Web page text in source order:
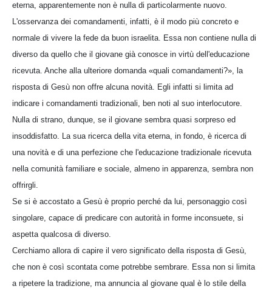
eterna, apparentemente non è nulla di particolarmente nuovo.
L'osservanza dei comandamenti, infatti, è il modo più concreto e
normale di vivere la fede da buon israelita. Essa non contiene nulla di
diverso da quello che il giovane già conosce in virtù dell'educazione
ricevuta. Anche alla ulteriore domanda «quali comandamenti?», la
risposta di Gesù non offre alcuna novità. Egli infatti si limita ad
indicare i comandamenti tradizionali, ben noti al suo interlocutore.
Nulla di strano, dunque, se il giovane sembra quasi sorpreso ed
insoddisfatto. La sua ricerca della vita eterna, in fondo, è ricerca di
una novità e di una perfezione che l'educazione tradizionale ricevuta
nella comunità familiare e sociale, almeno in apparenza, sembra non
offrirgli.
Se si è accostato a Gesù è proprio perché da lui, personaggio così
singolare, capace di predicare con autorità in forme inconsuete, si
aspetta qualcosa di diverso.
Cerchiamo allora di capire il vero significato della risposta di Gesù,
che non è così scontata come potrebbe sembrare. Essa non si limita
a ripetere la tradizione, ma annuncia al giovane qual è lo stile della